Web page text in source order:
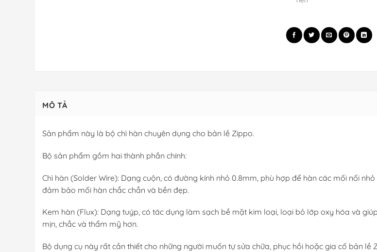
MÔ TẢ
Sản phẩm này là bộ chì hàn chuyên dụng cho bản lề Zippo.
Bộ sản phẩm gồm hai thành phần chính:
Chì hàn (Solder Wire): Dạng cuộn, có đường kính nhỏ 0.8mm, phù hợp để hàn các mối nối
đảm bảo mối hàn chắc chắn và bền đẹp.
Kem hàn (Flux): Dạng tuýp, có tác dụng làm sạch bề mặt kim loại, loại bỏ lớp oxy hóa và
mịn, chắc và thẩm mỹ hơn.
Bộ dụng cụ này rất cần thiết cho những người muốn tự sửa chữa, phục hồi hoặc gia cố bản